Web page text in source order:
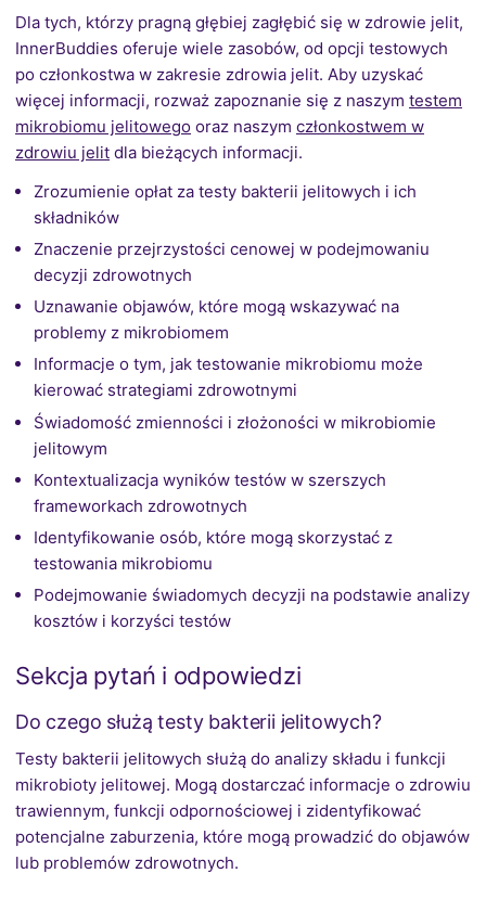
Dla tych, którzy pragną głębiej zagłębić się w zdrowie jelit,
InnerBuddies oferuje wiele zasobów, od opcji testowych
po członkostwa w zakresie zdrowia jelit. Aby uzyskać
więcej informacji, rozważ zapoznanie się z naszym testem
mikrobiomu jelitowego oraz naszym członkostwem w
zdrowiu jelit dla bieżących informacji.
Zrozumienie opłat za testy bakterii jelitowych i ich
składników
Znaczenie przejrzystości cenowej w podejmowaniu
decyzji zdrowotnych
Uznawanie objawów, które mogą wskazywać na
problemy z mikrobiomem
Informacje o tym, jak testowanie mikrobiomu może
kierować strategiami zdrowotnymi
Świadomość zmienności i złożoności w mikrobiomie
jelitowym
Kontextualizacja wyników testów w szerszych
frameworkach zdrowotnych
Identyfikowanie osób, które mogą skorzystać z
testowania mikrobiomu
Podejmowanie świadomych decyzji na podstawie analizy
kosztów i korzyści testów
Sekcja pytań i odpowiedzi
Do czego służą testy bakterii jelitowych?
Testy bakterii jelitowych służą do analizy składu i funkcji
mikrobioty jelitowej. Mogą dostarczać informacje o zdrowiu
trawiennym, funkcji odpornościowej i zidentyfikować
potencjalne zaburzenia, które mogą prowadzić do objawów
lub problemów zdrowotnych.